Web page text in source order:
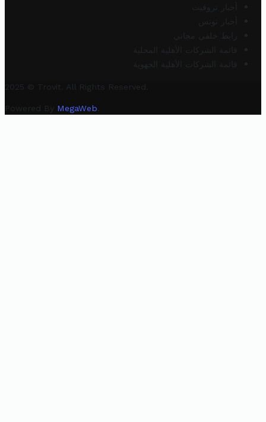
أخبار تروفيت
أخبار تونس
رابط خلفي مجاني
قائمة الشركات الأهلية المحلية
قائمة الشركات الأهلية الجهوية
2025 © Trovit. All Rights Reserved.
Powered By MegaWeb